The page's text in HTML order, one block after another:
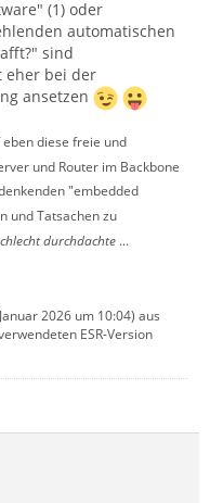
(1) oder
automatischen
sind
eher bei der
ansetzen
diese freie und
und Router im Backbone
"embedded
und Tatsachen zu
durchdachte ...
2026 um 10:04) aus
ESR-Version